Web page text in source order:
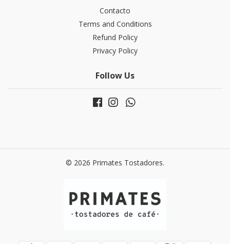
Contacto
Terms and Conditions
Refund Policy
Privacy Policy
Follow Us
© 2026 Primates Tostadores.